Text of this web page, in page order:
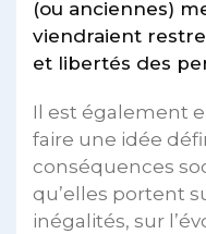
(ou anciennes)
viendraient
et libertés des
Il est également
faire une idée
conséquences
qu’elles portent
inégalités, sur